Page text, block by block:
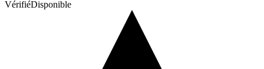
VérifiéDisponible